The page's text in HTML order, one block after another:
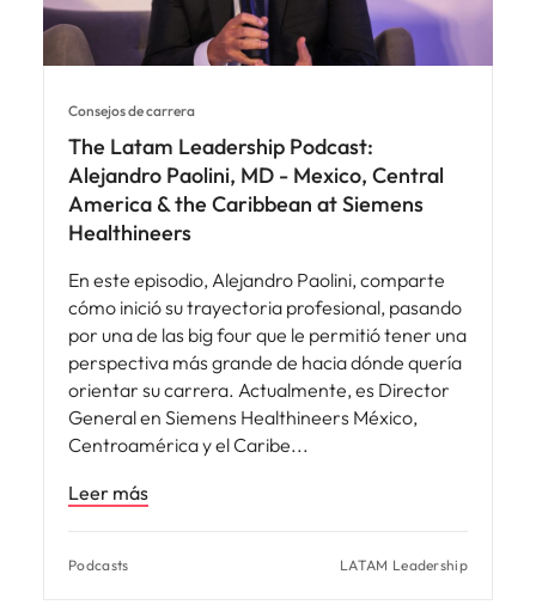
Consejos de carrera
The Latam Leadership Podcast:
Alejandro Paolini, MD - Mexico, Central
America & the Caribbean at Siemens
Healthineers
En este episodio, Alejandro Paolini, comparte
cómo inició su trayectoria profesional, pasando
por una de las big four que le permitió tener una
perspectiva más grande de hacia dónde quería
orientar su carrera. Actualmente, es Director
General en Siemens Healthineers México,
Centroamérica y el Caribe
Leer más
Podcasts LATAM Leadership